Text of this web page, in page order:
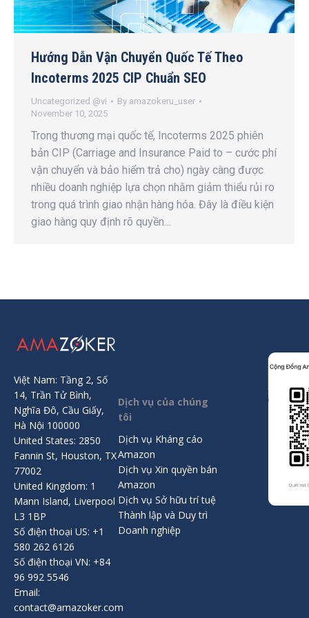
Hướng Dẫn Vận Chuyển Quốc Tế Theo
Incoterms 2025 CIP Chuẩn SEO
Uncategorized @vi By amazokeru_user
November 10, 2025
Trong thương mại quốc tế, Incoterms 2025 phiên
bản CIP (Carriage and Insurance Paid to – cước phí
vận chuyển và bảo hiểm trả cho) ngày càng được
nhiều doanh nghiệp lựa chọn nhằm giảm thiểu rủi ro
trong quá trình giao nhận hàng hóa. Đây là điều kiện
giao hàng quy định rõ quyền…
Việt Nam: Tầng 2, Số
14, Trần Tử Bình,
Nghĩa Đô, Cầu Giấy,
Hà Nội 100000
United States: 2850
Fannin St, Houston, TX
77002
United Kingdom: 1
Mann Island, Liverpool
L3 1BP
Số điện thoại US: +1
580 262 6126
Số điện thoại VN: +84
96 992 5546
Email:
contact@amazoker.com
Dịch vụ của chúng
tôi
Dịch vụ Kháng cáo
Amazon
Dịch vụ Xin quyền bán
Amazon
Dịch vụ Sở hữu trí tuệ
Thành lập và Duy trì
Doanh nghiệp